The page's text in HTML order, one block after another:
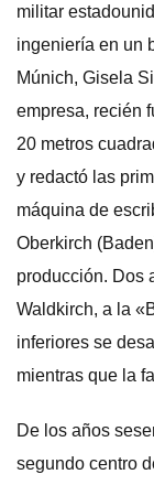
militar
ingeniería en un
Múnich, Gisela
empresa, recién
20 metros
y redactó las
máquina de
Oberkirch
producción. Dos
Waldkirch, a la
inferiores se
mientras que la
De los años
segundo centro